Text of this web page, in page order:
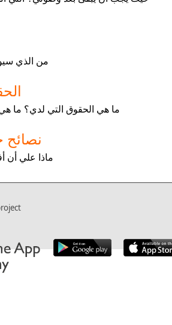
من الذي
ما هي الحقوق التي لدي؟ ما
ماذا علي أن